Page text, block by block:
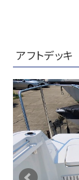
アフトデッキ